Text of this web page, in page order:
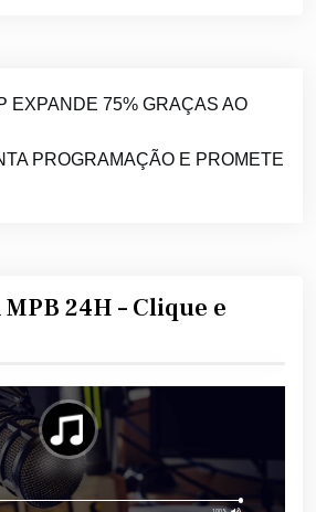
EXPANDE 75% GRAÇAS AO
PROGRAMAÇÃO E PROMETE
MPB 24H – Clique e